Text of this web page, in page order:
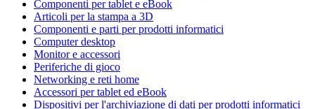
Componenti per tablet e eBook
Articoli per la stampa a 3D
Componenti e parti per prodotti informatici
Computer desktop
Monitor e accessori
Periferiche di gioco
Networking e reti home
Accessori per tablet ed eBook
Dispositivi per l'archiviazione di dati per prodotti informatici